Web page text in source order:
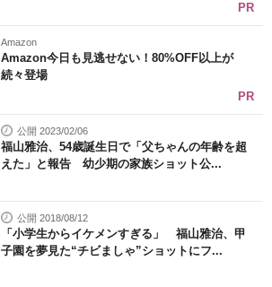
PR
Amazon
Amazon今日も見逃せない！80%OFF以上が
続々登場
PR
公開 2023/02/06
福山雅治、54歳誕生日で「父ちゃんの年齢を超
えた」と報告 幼少期の家族ショット公...
公開 2018/08/12
「小学生からイケメンすぎる」 福山雅治、甲
子園を夢見た“チビましゃ”ショットにフ...